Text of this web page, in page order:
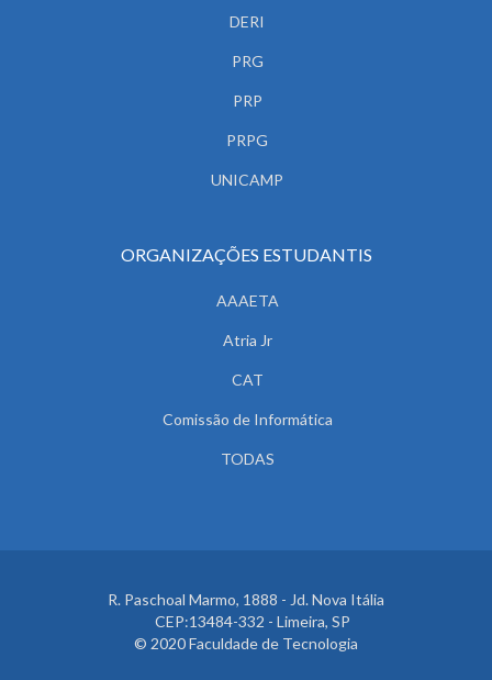
DERI
PRG
PRP
PRPG
UNICAMP
ORGANIZAÇÕES ESTUDANTIS
AAAETA
Atria Jr
CAT
Comissão de Informática
TODAS
R. Paschoal Marmo, 1888 - Jd. Nova Itália
CEP:13484-332 - Limeira, SP
© 2020 Faculdade de Tecnologia